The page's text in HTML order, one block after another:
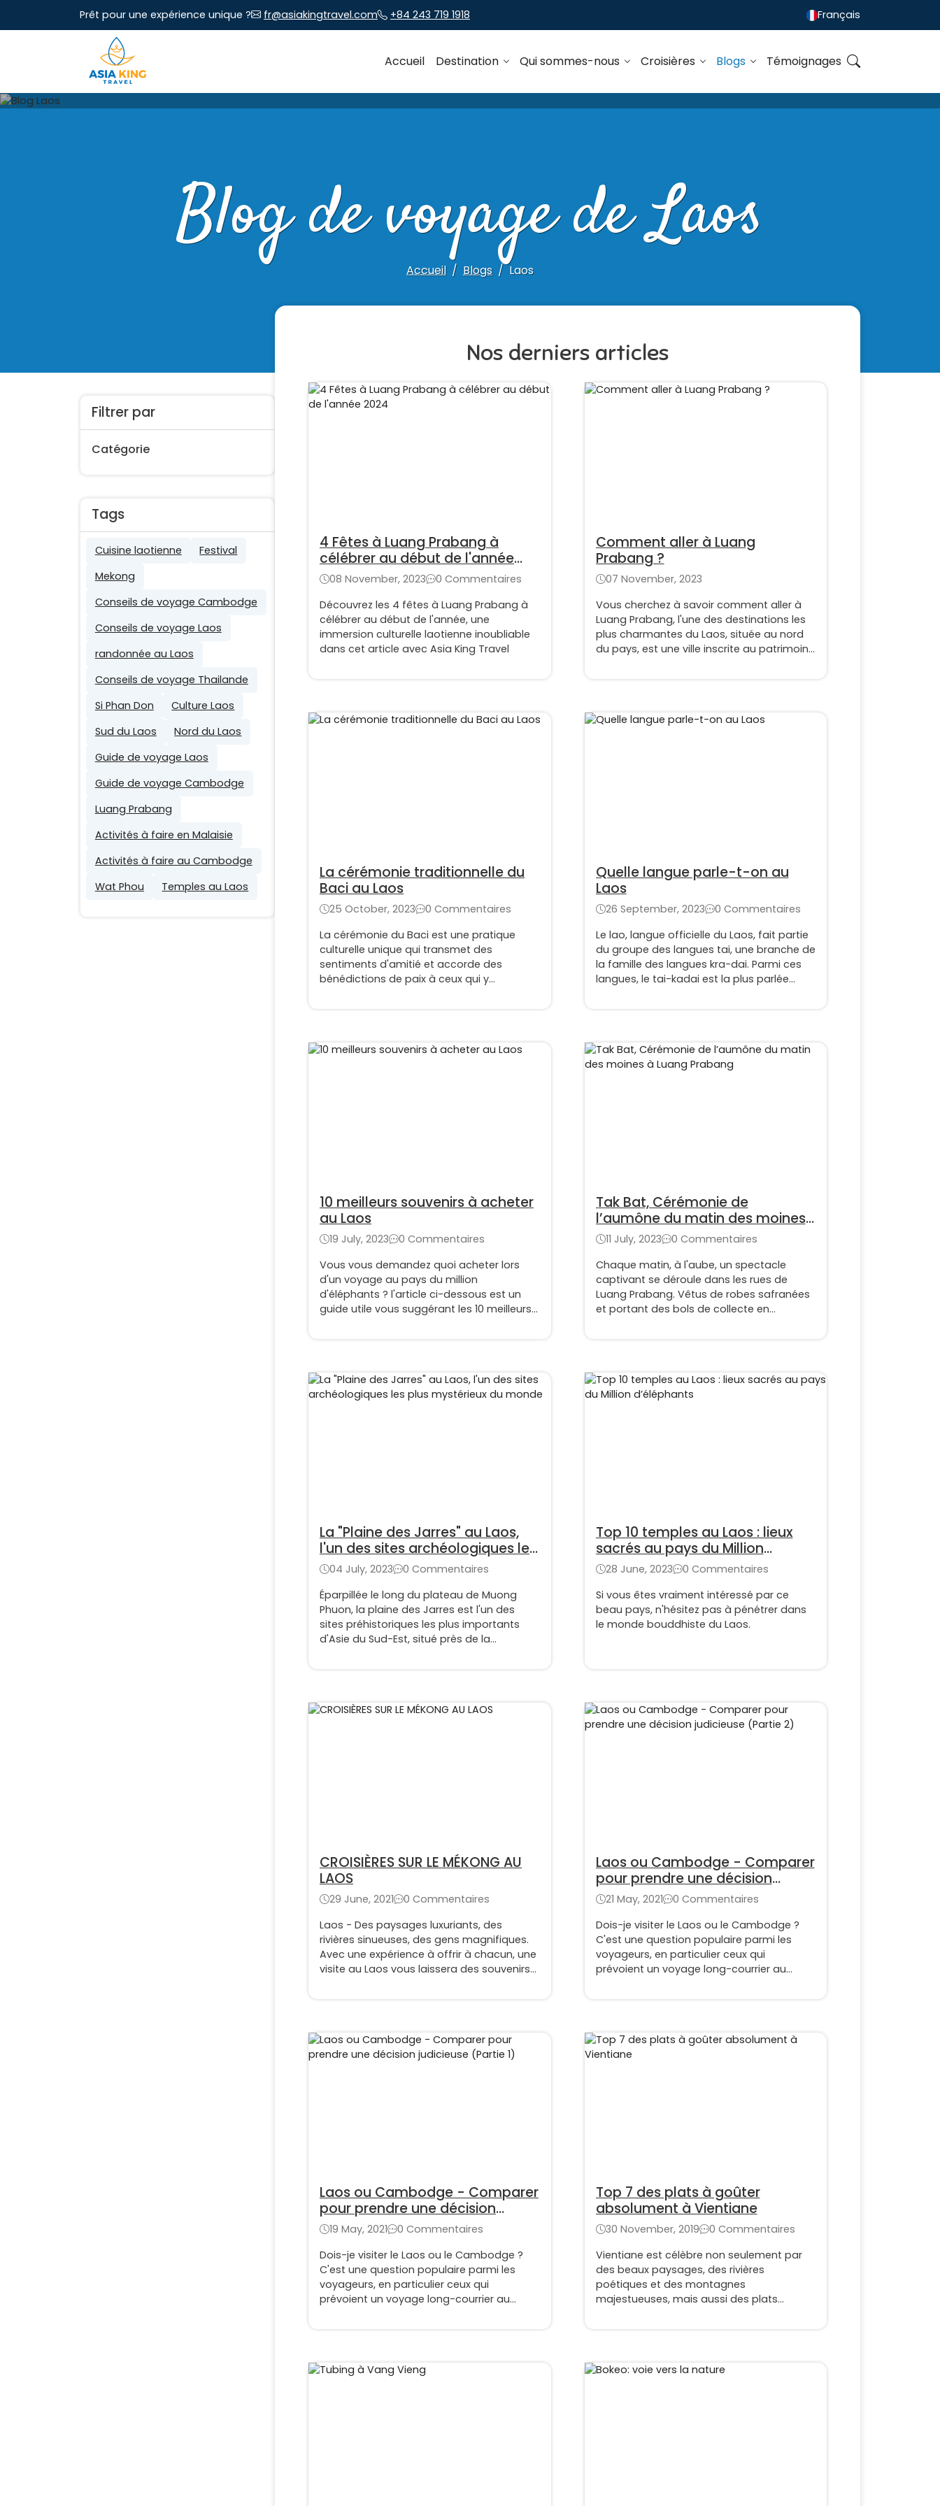
Prêt pour une expérience unique ? fr@asiakingtravel.com +84 243 719 1918 Français
Accueil Destination Qui sommes-nous Croisières Blogs Témoignages
Blog de voyage de Laos
Accueil Blogs Laos
Filtrer par
Catégorie
Tags
Cuisine laotienne
Festival
Mekong
Conseils de voyage Cambodge
Conseils de voyage Laos
randonnée au Laos
Conseils de voyage Thailande
Si Phan Don
Culture Laos
Sud du Laos
Nord du Laos
Guide de voyage Laos
Guide de voyage Cambodge
Luang Prabang
Activités à faire en Malaisie
Activités à faire au Cambodge
Wat Phou
Temples au Laos
Nos derniers articles
4 Fêtes à Luang Prabang à
célébrer au début de l'année
2024
08 November, 2023
0 Commentaires
Découvrez les 4 fêtes à Luang Prabang à
célébrer au début de l'année, une
immersion culturelle laotienne inoubliable
dans cet article avec Asia King Travel
Comment aller à Luang
Prabang ?
07 November, 2023
Vous cherchez à savoir comment aller à
Luang Prabang, l'une des destinations les
plus charmantes du Laos, située au nord
du pays, est une ville inscrite au patrimoine
La cérémonie traditionnelle du
Baci au Laos
25 October, 2023
0 Commentaires
La cérémonie du Baci est une pratique
culturelle unique qui transmet des
sentiments d'amitié et accorde des
bénédictions de paix à ceux qui y
Quelle langue parle-t-on au
Laos
26 September, 2023
0 Commentaires
Le lao, langue officielle du Laos, fait partie
du groupe des langues tai, une branche de
la famille des langues kra-dai. Parmi ces
langues, le tai-kadai est la plus parlée
10 meilleurs souvenirs à acheter
au Laos
19 July, 2023
0 Commentaires
Vous vous demandez quoi acheter lors
d'un voyage au pays du million
d'éléphants ? l'article ci-dessous est un
guide utile vous suggérant les 10 meilleurs
Tak Bat, Cérémonie de
l’aumône du matin des moines
à Luang Prabang
11 July, 2023
0 Commentaires
Chaque matin, à l'aube, un spectacle
captivant se déroule dans les rues de
Luang Prabang. Vêtus de robes safranées
et portant des bols de collecte en
de Tak Bat (ou Sai Bat), se déroule dans le
silence le plus total, comme une forme de
La "Plaine des Jarres" au Laos,
l'un des sites archéologiques les
plus mystérieux du monde
04 July, 2023
0 Commentaires
Éparpillée le long du plateau de Muong
Phuon, la plaine des Jarres est l'un des
sites préhistoriques les plus importants
d'Asie du Sud-Est, situé près de la
avec de nombreux mythes et son origine
Top 10 temples au Laos : lieux
sacrés au pays du Million
d’éléphants
28 June, 2023
0 Commentaires
Si vous êtes vraiment intéressé par ce
beau pays, n'hésitez pas à pénétrer dans
le monde bouddhiste du Laos.
CROISIÈRES SUR LE MÉKONG AU
LAOS
29 June, 2021
0 Commentaires
Laos - Des paysages luxuriants, des
rivières sinueuses, des gens magnifiques.
Avec une expérience à offrir à chacun, une
visite au Laos vous laissera des souvenirs
Laos ou Cambodge - Comparer
pour prendre une décision
judicieuse (Partie 2)
21 May, 2021
0 Commentaires
Dois-je visiter le Laos ou le Cambodge ?
C'est une question populaire parmi les
voyageurs, en particulier ceux qui
prévoient un voyage long-courrier au
itinéraire en raison du temps limité.
Comparons le Laos et le Cambodge et
Laos ou Cambodge - Comparer
pour prendre une décision
judicieuse (Partie 1)
19 May, 2021
0 Commentaires
Dois-je visiter le Laos ou le Cambodge ?
C'est une question populaire parmi les
voyageurs, en particulier ceux qui
prévoient un voyage long-courrier au
Comparons le Laos et le Cambodge et
Top 7 des plats à goûter
absolument à Vientiane
30 November, 2019
0 Commentaires
Vientiane est célèbre non seulement par
des beaux paysages, des rivières
poétiques et des montagnes
majestueuses, mais aussi des plats